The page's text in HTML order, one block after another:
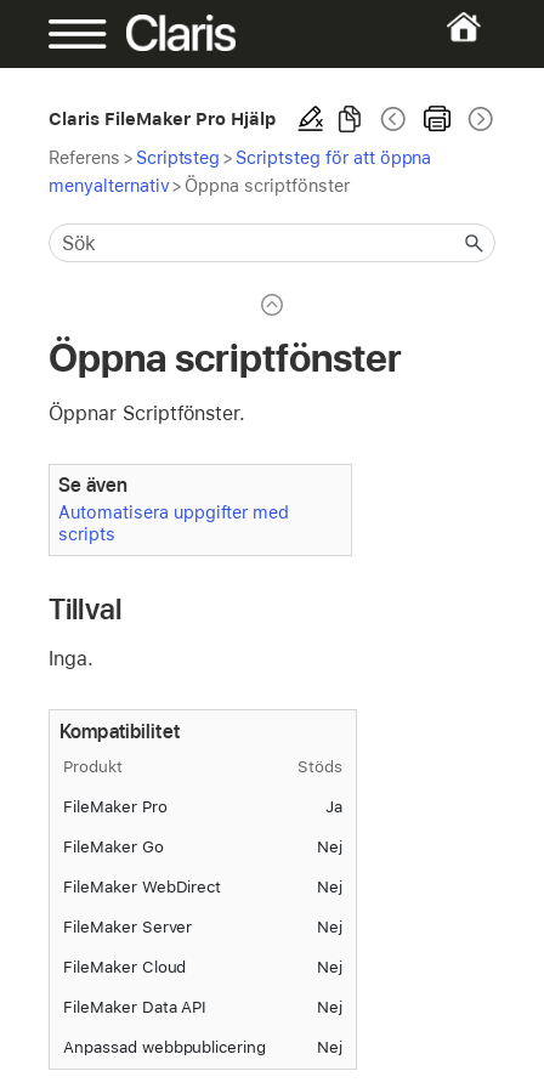
Claris FileMaker Pro Hjälp
Referens > Scriptsteg > Scriptsteg för att öppna
menyalternativ> Öppna scriptfönster
Öppna scriptfönster
Öppnar Scriptfönster.
Se även
Automatisera uppgifter med
scripts
Tillval
Inga.
Kompatibilitet
Produkt Stöds
FileMaker Pro Ja
FileMaker Go Nej
FileMaker WebDirect Nej
FileMaker Server Nej
FileMaker Cloud Nej
FileMaker Data API Nej
Anpassad webbpublicering Nej